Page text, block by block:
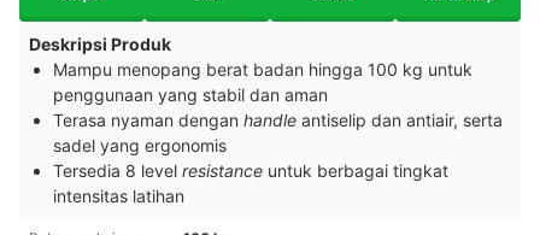
Deskripsi Produk
Mampu menopang berat badan hingga 100 kg untuk
penggunaan yang stabil dan aman
Terasa nyaman dengan handle antiselip dan antiair, serta
sadel yang ergonomis
Tersedia 8 level resistance untuk berbagai tingkat
intensitas latihan